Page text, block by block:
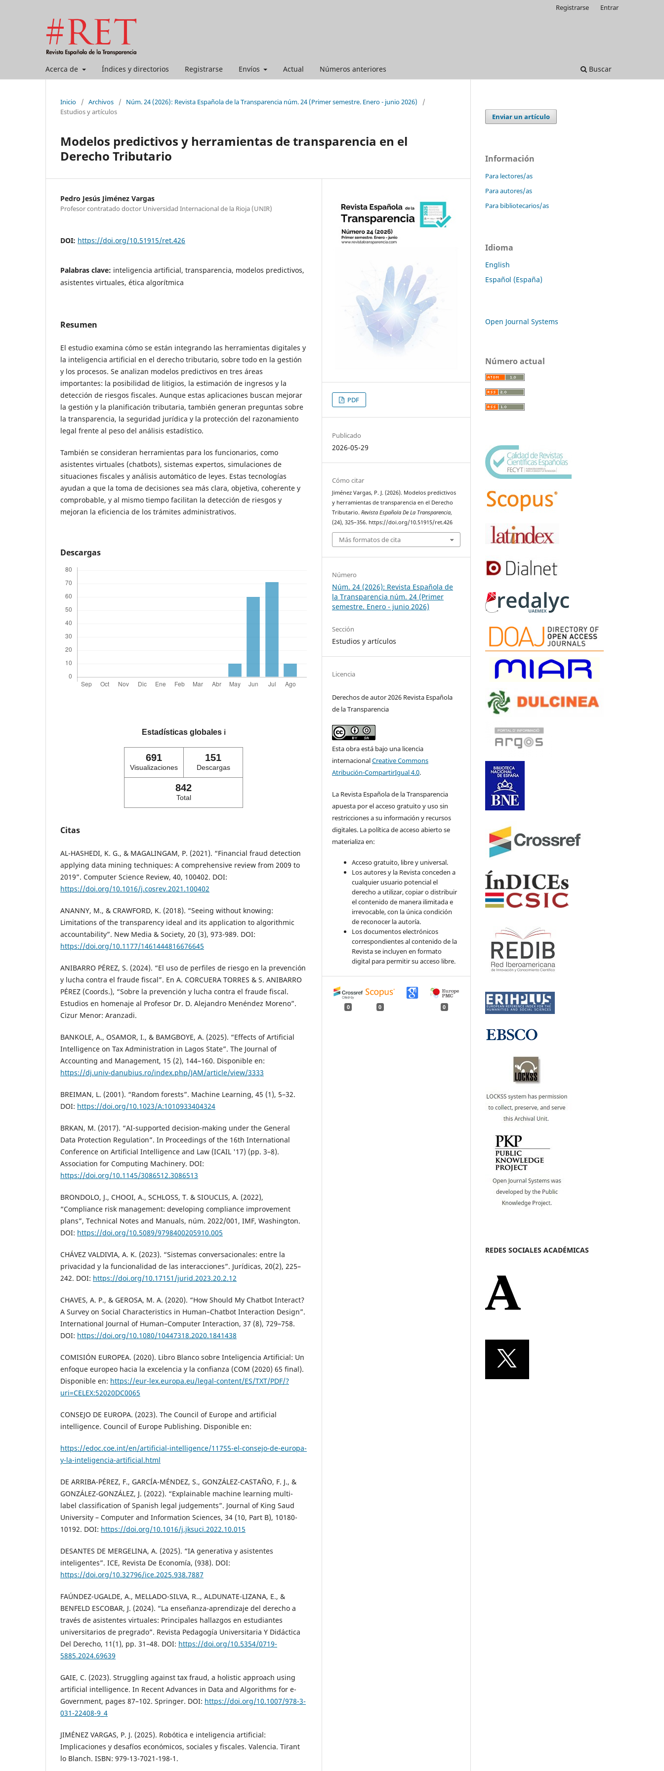
Acerca de Índices y directorios Registrarse Envíos Actual Números anteriores Buscar
Registrarse Entrar
Inicio / Archivos / Núm. 24 (2026): Revista Española de la Transparencia núm. 24 (Primer semestre. Enero - junio 2026)
/
Estudios y artículos
Modelos predictivos y herramientas de transparencia en el
Derecho Tributario
Pedro Jesús Jiménez Vargas
Profesor contratado doctor Universidad Internacional de la Rioja (UNIR)
DOI: https://doi.org/10.51915/ret.426
Palabras clave: inteligencia artificial, transparencia, modelos predictivos,
asistentes virtuales, ética algorítmica
Resumen
El estudio examina cómo se están integrando las herramientas digitales y
la inteligencia artificial en el derecho tributario, sobre todo en la gestión
y los procesos. Se analizan modelos predictivos en tres áreas
importantes: la posibilidad de litigios, la estimación de ingresos y la
detección de riesgos fiscales. Aunque estas aplicaciones buscan mejorar
la gestión y la planificación tributaria, también generan preguntas sobre
la transparencia, la seguridad jurídica y la protección del razonamiento
legal frente al peso del análisis estadístico.
También se consideran herramientas para los funcionarios, como
asistentes virtuales (chatbots), sistemas expertos, simulaciones de
situaciones fiscales y análisis automático de leyes. Estas tecnologías
ayudan a que la toma de decisiones sea más clara, objetiva, coherente y
comprobable, y al mismo tiempo facilitan la detección de riesgos y
mejoran la eficiencia de los trámites administrativos.
Descargas
Estadísticas globales ℹ️
691
Visualizaciones
151
Descargas
842
Total
Citas
AL-HASHEDI, K. G., & MAGALINGAM, P. (2021). “Financial fraud detection
applying data mining techniques: A comprehensive review from 2009 to
2019”. Computer Science Review, 40, 100402. DOI:
https://doi.org/10.1016/j.cosrev.2021.100402
ANANNY, M., & CRAWFORD, K. (2018). “Seeing without knowing:
Limitations of the transparency ideal and its application to algorithmic
accountability”. New Media & Society, 20 (3), 973-989. DOI:
https://doi.org/10.1177/1461444816676645
ANIBARRO PÉREZ, S. (2024). “El uso de perfiles de riesgo en la prevención
y lucha contra el fraude fiscal”. En A. CORCUERA TORRES & S. ANIBARRO
PÉREZ (Coords.), “Sobre la prevención y lucha contra el fraude fiscal.
Estudios en homenaje al Profesor Dr. D. Alejandro Menéndez Moreno”.
Cizur Menor: Aranzadi.
BANKOLE, A., OSAMOR, I., & BAMGBOYE, A. (2025). “Effects of Artificial
Intelligence on Tax Administration in Lagos State”. The Journal of
Accounting and Management, 15 (2), 144–160. Disponible en:
https://dj.univ-danubius.ro/index.php/JAM/article/view/3333
BREIMAN, L. (2001). “Random forests”. Machine Learning, 45 (1), 5–32.
DOI: https://doi.org/10.1023/A:1010933404324
BRKAN, M. (2017). “AI-supported decision-making under the General
Data Protection Regulation”. In Proceedings of the 16th International
Conference on Artificial Intelligence and Law (ICAIL '17) (pp. 3–8).
Association for Computing Machinery. DOI:
https://doi.org/10.1145/3086512.3086513
BRONDOLO, J., CHOOI, A., SCHLOSS, T. & SIOUCLIS, A. (2022),
“Compliance risk management: developing compliance improvement
plans”, Technical Notes and Manuals, núm. 2022/001, IMF, Washington.
DOI: https://doi.org/10.5089/9798400205910.005
CHÁVEZ VALDIVIA, A. K. (2023). “Sistemas conversacionales: entre la
privacidad y la funcionalidad de las interacciones”. Jurídicas, 20(2), 225–
242. DOI: https://doi.org/10.17151/jurid.2023.20.2.12
CHAVES, A. P., & GEROSA, M. A. (2020). “How Should My Chatbot Interact?
A Survey on Social Characteristics in Human–Chatbot Interaction Design”.
International Journal of Human–Computer Interaction, 37 (8), 729–758.
DOI: https://doi.org/10.1080/10447318.2020.1841438
COMISIÓN EUROPEA. (2020). Libro Blanco sobre Inteligencia Artificial: Un
enfoque europeo hacia la excelencia y la confianza (COM (2020) 65 final).
Disponible en: https://eur-lex.europa.eu/legal-content/ES/TXT/PDF/?
uri=CELEX:52020DC0065
CONSEJO DE EUROPA. (2023). The Council of Europe and artificial
intelligence. Council of Europe Publishing. Disponible en:
https://edoc.coe.int/en/artificial-intelligence/11755-el-consejo-de-europa-
y-la-inteligencia-artificial.html
DE ARRIBA-PÉREZ, F., GARCÍA-MÉNDEZ, S., GONZÁLEZ-CASTAÑO, F. J., &
GONZÁLEZ-GONZÁLEZ, J. (2022). “Explainable machine learning multi-
label classification of Spanish legal judgements”. Journal of King Saud
University – Computer and Information Sciences, 34 (10, Part B), 10180-
10192. DOI: https://doi.org/10.1016/j.jksuci.2022.10.015
DESANTES DE MERGELINA, A. (2025). “IA generativa y asistentes
inteligentes”. ICE, Revista De Economía, (938). DOI:
https://doi.org/10.32796/ice.2025.938.7887
FAÚNDEZ-UGALDE, A., MELLADO-SILVA, R.., ALDUNATE-LIZANA, E., &
BENFELD ESCOBAR, J. (2024). “La enseñanza-aprendizaje del derecho a
través de asistentes virtuales: Principales hallazgos en estudiantes
universitarios de pregrado”. Revista Pedagogía Universitaria Y Didáctica
Del Derecho, 11(1), pp. 31–48. DOI: https://doi.org/10.5354/0719-
5885.2024.69639
GAIE, C. (2023). Struggling against tax fraud, a holistic approach using
artificial intelligence. In Recent Advances in Data and Algorithms for e-
Government, pages 87–102. Springer. DOI: https://doi.org/10.1007/978-3-
031-22408-9_4
JIMÉNEZ VARGAS, P. J. (2025). Robótica e inteligencia artificial:
Implicaciones y desafíos económicos, sociales y fiscales. Valencia. Tirant
lo Blanch. ISBN: 979-13-7021-198-1.
PDF
Publicado
2026-05-29
Cómo citar
Jiménez Vargas, P. J. (2026). Modelos predictivos
y herramientas de transparencia en el Derecho
Tributario.Revista Española De La Transparencia,
(24), 325–356. https://doi.org/10.51915/ret.426
Más formatos de cita
Número
Núm. 24 (2026): Revista Española de
la Transparencia núm. 24 (Primer
semestre. Enero - junio 2026)
Sección
Estudios y artículos
Licencia
Derechos de autor 2026 Revista Española
de la Transparencia
Esta obra está bajo una licencia
internacionalCreative Commons
Atribución-CompartirIgual 4.0.
La Revista Española de la Transparencia
apuesta por el acceso gratuito y uso sin
restricciones a su información y recursos
digitales. La política de acceso abierto se
materializa en:
Acceso gratuito, libre y universal.
Los autores y la Revista conceden a
cualquier usuario potencial el
derecho a utilizar, copiar o distribuir
el contenido de manera ilimitada e
irrevocable, con la única condición
de reconocer la autoría.
Los documentos electrónicos
correspondientes al contenido de la
Revista se incluyen en formato
digital para permitir su acceso libre.
0 0 0
Enviar un artículo
Información
Para lectores/as
Para autores/as
Para bibliotecarios/as
Idioma
English
Español (España)
Open Journal Systems
Número actual
REDES SOCIALES ACADÉMICAS